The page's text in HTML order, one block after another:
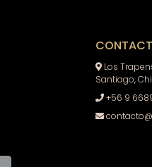
Los
Santiago,
+56 9